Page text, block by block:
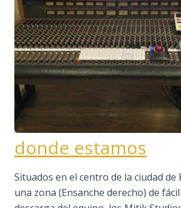
donde estamos
Situados en el centro de la ciudad de
una zona (Ensanche derecho) de